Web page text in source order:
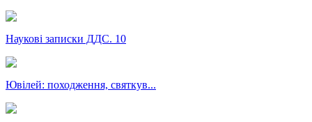
Наукові записки ДДС. 10
Ювілей: походження, святкув...